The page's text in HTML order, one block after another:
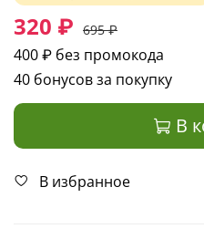
320 ₽ 695 ₽
400 ₽ без промокода
40 бонусов за покупку
В
В избранное